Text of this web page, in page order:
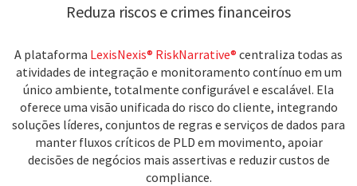
Reduza riscos e crimes financeiros
A plataforma LexisNexis® RiskNarrative® centraliza todas as
atividades de integração e monitoramento contínuo em um
único ambiente, totalmente configurável e escalável. Ela
oferece uma visão unificada do risco do cliente, integrando
soluções líderes, conjuntos de regras e serviços de dados para
manter fluxos críticos de PLD em movimento, apoiar
decisões de negócios mais assertivas e reduzir custos de
compliance.